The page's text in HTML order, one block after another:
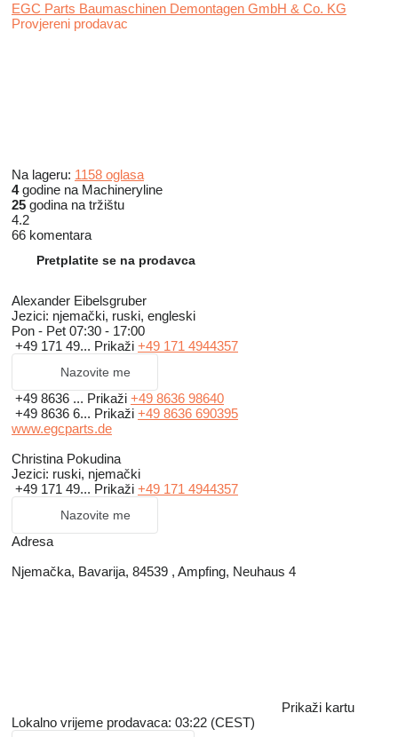
EGC Parts Baumaschinen Demontagen GmbH & Co. KG
Provjereni prodavac
Na lageru: 1158 oglasa
4godine na Machineryline
25 godina na tržištu
4.2
66 komentara
Pretplatite se na prodavca
Alexander Eibelsgruber
Jezici: njemački, ruski, engleski
Pon - Pet 07:30 - 17:00
+49 171 49... Prikaži +49 171 4944357
Nazovite me
+49 8636 ... Prikaži +49 8636 98640
+49 8636 6... Prikaži +49 8636 690395
www.egcparts.de
Christina Pokudina
Jezici: ruski, njemački
+49 171 49... Prikaži +49 171 4944357
Nazovite me
Adresa
Njemačka, Bavarija, 84539 , Ampfing, Neuhaus 4
Prikaži kartu
Lokalno vrijeme prodavaca: 03:22 (CEST)